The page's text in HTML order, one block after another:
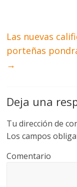
Las nuevas
porteñas
→
Deja una
Tu dirección de
Los campos
Comentario